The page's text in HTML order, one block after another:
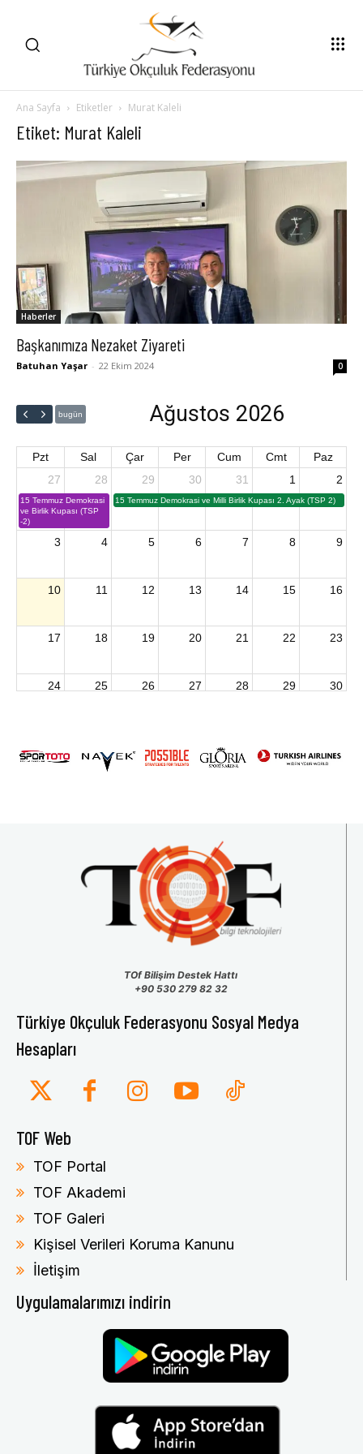
Ana Sayfa Etiketler Murat Kaleli
Etiket: Murat Kaleli
Haberler
Başkanımıza Nezaket Ziyareti
Batuhan Yaşar - 22 Ekim 2024 0
bugün Ağustos 2026
Pzt Sal Çar Per Cum Cmt
Paz
27
15 Temmuz Demokrasi
ve Birlik Kupası (TSP
-2)
28 29
15 Temmuz Demokrasi ve Milli Birlik Kupası 2. Ayak (TSP 2)
30 31 1 2
3 4 5 6 7 8 9
10 11 12 13 14 15 16
17 18 19 20 21 22 23
24 25 26 27 28 29 30
TOf Bilişim Destek Hattı
+90 530 279 82 32
Türkiye Okçuluk Federasyonu Sosyal Medya
Hesapları
TOF Web
TOF Portal
TOF Akademi
TOF Galeri
Kişisel Verileri Koruma Kanunu
İletişim
Uygulamalarımızı indirin